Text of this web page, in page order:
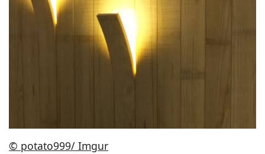
© potato999/ Imgur